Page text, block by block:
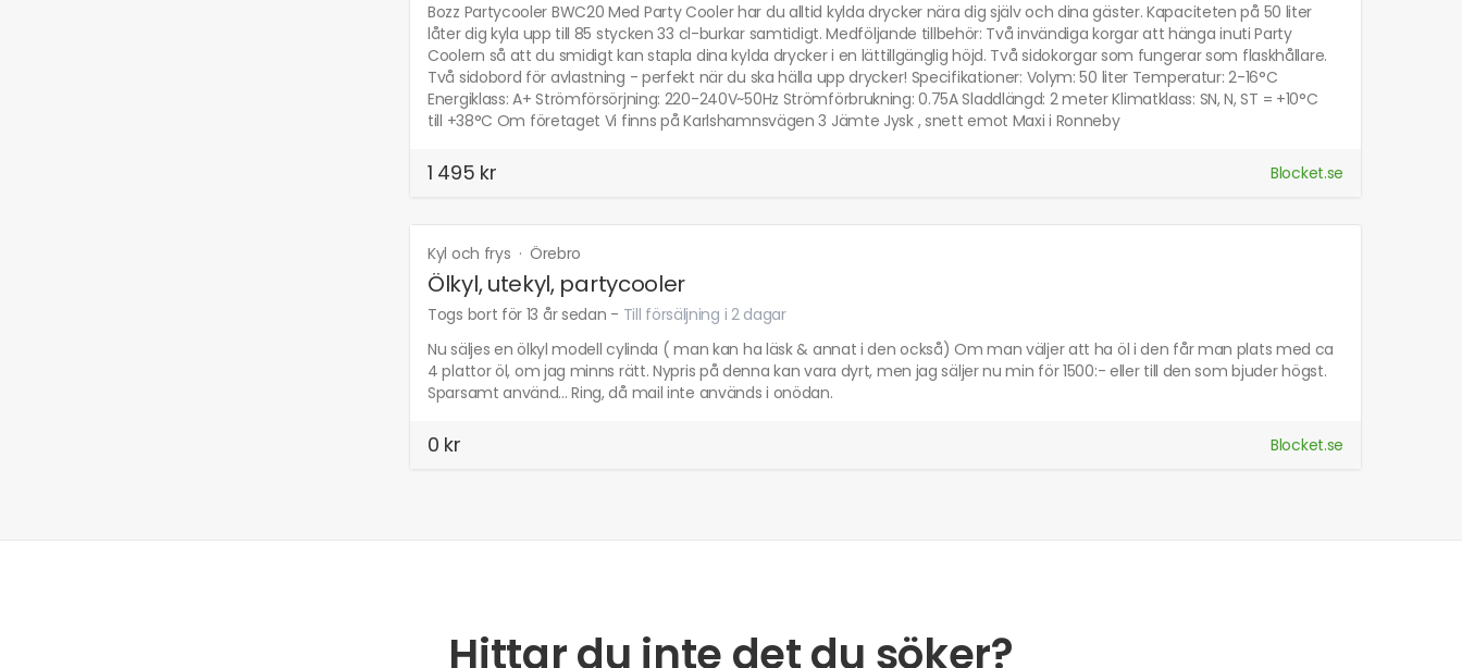
Bozz Partycooler BWC20 Med Party Cooler har du alltid kylda drycker nära dig själv och dina gäster. Kapaciteten på 50 liter
låter dig kyla upp till 85 stycken 33 cl-burkar samtidigt. Medföljande tillbehör: Två invändiga korgar att hänga inuti Party
Coolern så att du smidigt kan stapla dina kylda drycker i en lättillgänglig höjd. Två sidokorgar som fungerar som flaskhållare.
Två sidobord för avlastning - perfekt när du ska hälla upp drycker! Specifikationer: Volym: 50 liter Temperatur: 2-16°C
Energiklass: A+ Strömförsörjning: 220-240V~50Hz Strömförbrukning: 0.75A Sladdlängd: 2 meter Klimatklass: SN, N, ST = +10°C
till +38°C Om företaget Vi finns på Karlshamnsvägen 3 Jämte Jysk , snett emot Maxi i Ronneby
1 495 kr Blocket.se
Kyl och frys · Örebro
Ölkyl, utekyl, partycooler
Togs bort för 13 år sedan - Till försäljning i 2 dagar
Nu säljes en ölkyl modell cylinda ( man kan ha läsk & annat i den också) Om man väljer att ha öl i den får man plats med ca
4 plattor öl, om jag minns rätt. Nypris på denna kan vara dyrt, men jag säljer nu min för 1500:- eller till den som bjuder högst.
Sparsamt använd... Ring, då mail inte används i onödan.
0 kr Blocket.se
Hittar du inte det du söker?